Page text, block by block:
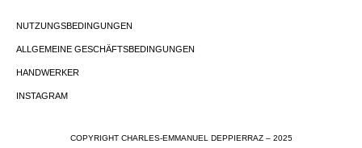
NUTZUNGSBEDINGUNGEN
ALLGEMEINE GESCHÄFTSBEDINGUNGEN
HANDWERKER
INSTAGRAM
COPYRIGHT CHARLES-EMMANUEL DEPPIERRAZ – 2025